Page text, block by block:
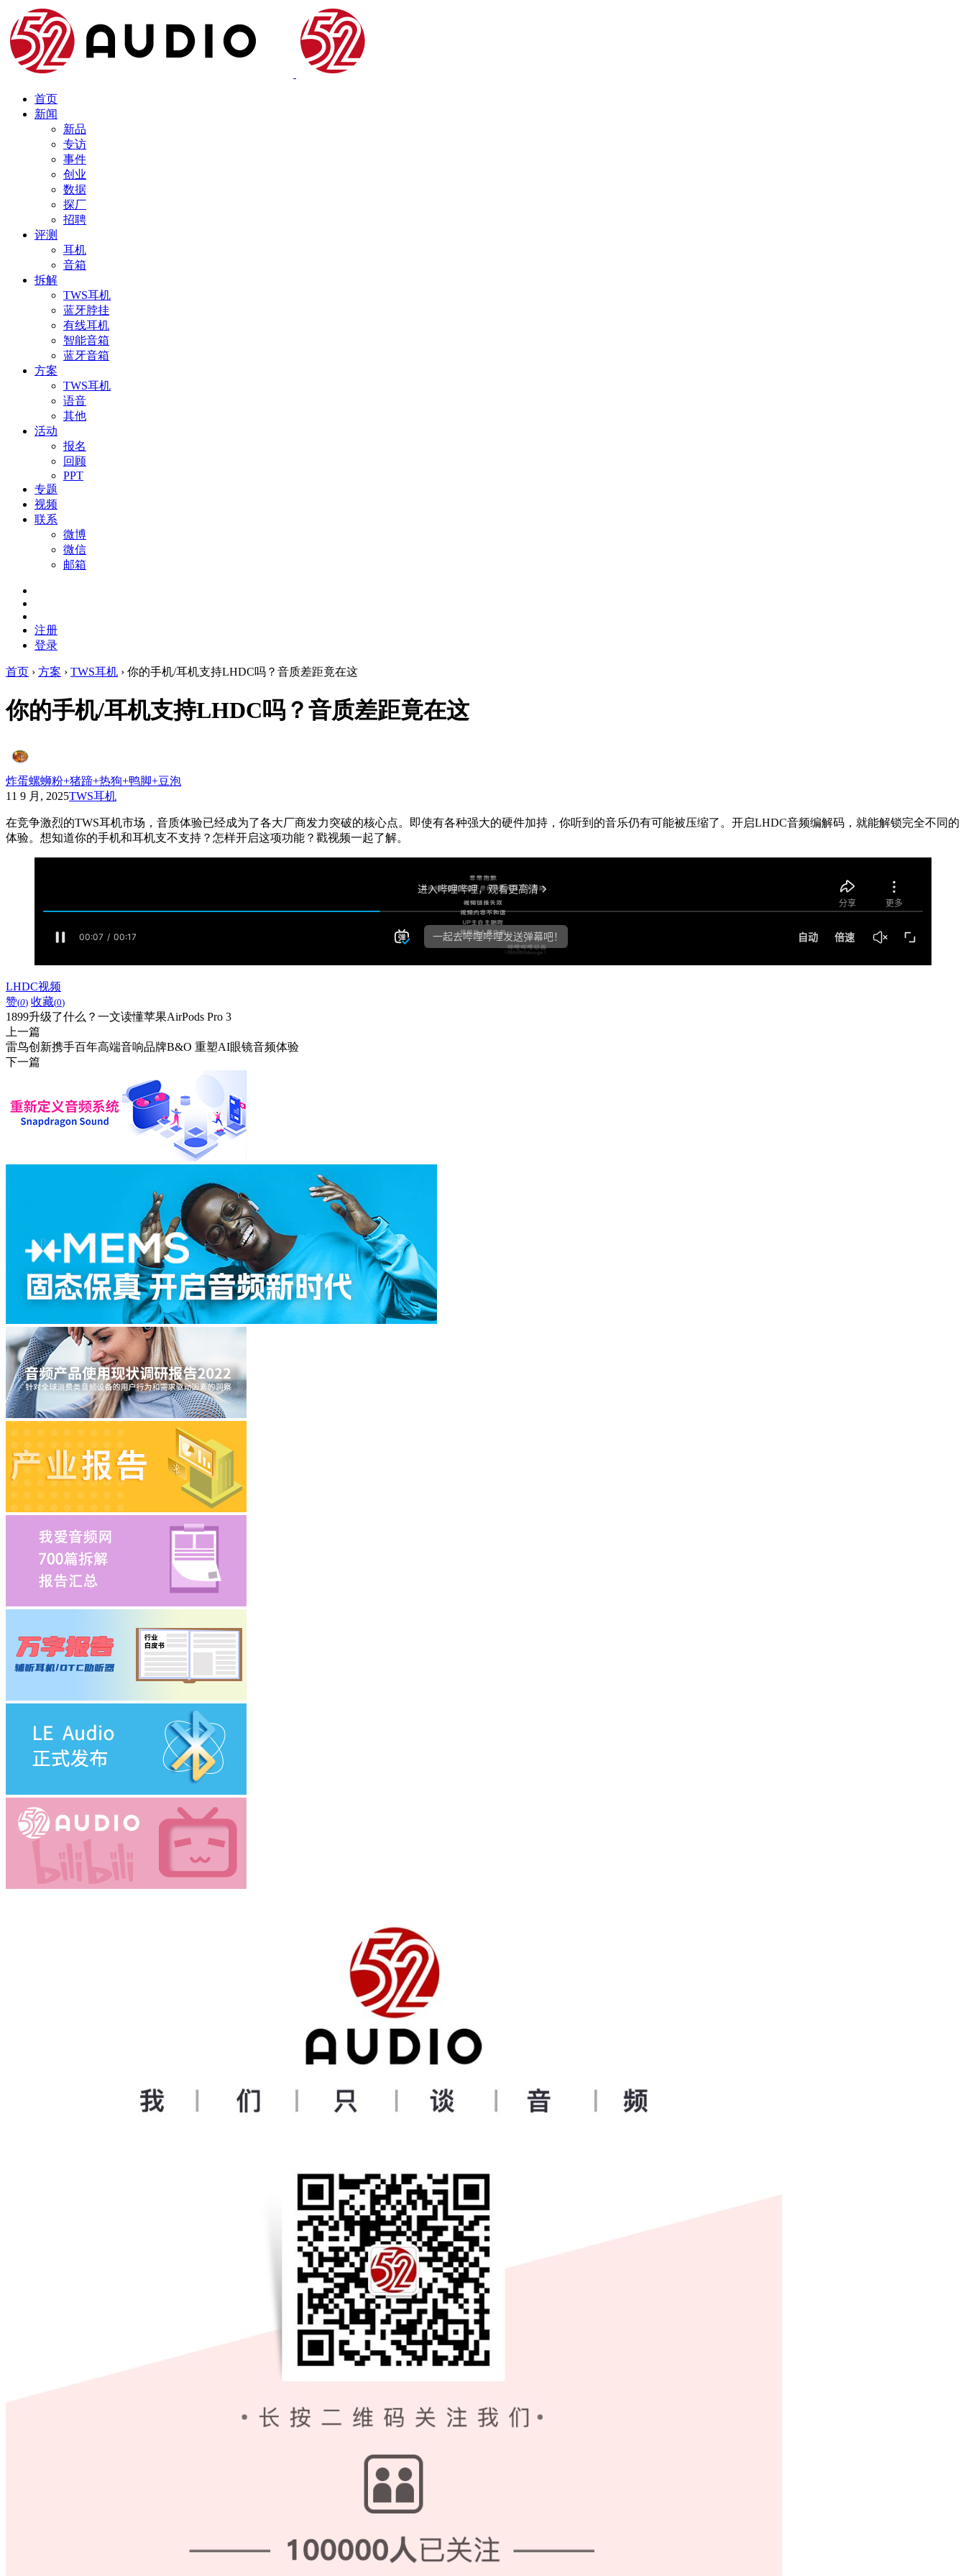
首页
新闻
新品
专访
事件
创业
数据
探厂
招聘
评测
耳机
音箱
拆解
TWS耳机
蓝牙脖挂
有线耳机
智能音箱
蓝牙音箱
方案
TWS耳机
语音
其他
活动
报名
回顾
PPT
专题
视频
联系
微博
微信
邮箱
注册
登录
首页 › 方案 › TWS耳机 › 你的手机/耳机支持LHDC吗？音质差距竟在这
你的手机/耳机支持LHDC吗？音质差距竟在这
炸蛋螺蛳粉+猪蹄+热狗+鸭脚+豆泡
11 9 月, 2025TWS耳机
在竞争激烈的TWS耳机市场，音质体验已经成为了各大厂商发力突破的核心点。即使有各种强大的硬件加持，你听到的音乐仍有可能被压缩了。开启LHDC音频编解码，就能解锁完全不同的
体验。想知道你的手机和耳机支不支持？怎样开启这项功能？戳视频一起了解。
LHDC视频
赞(0) 收藏(0)
1899升级了什么？一文读懂苹果AirPods Pro 3
上一篇
雷鸟创新携手百年高端音响品牌B&O 重塑AI眼镜音频体验
下一篇